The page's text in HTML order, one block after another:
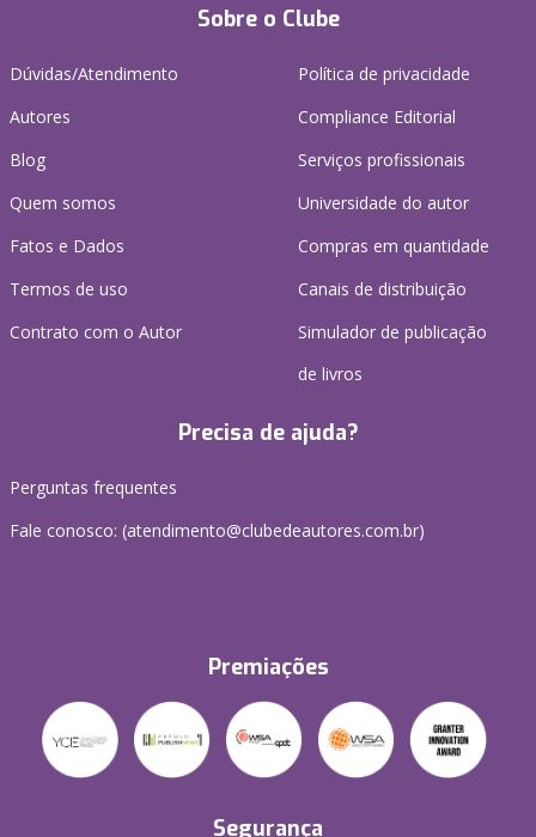
Sobre o Clube
Dúvidas/Atendimento
Autores
Blog
Quem somos
Fatos e Dados
Termos de uso
Contrato com o Autor
Política de privacidade
Compliance Editorial
Serviços profissionais
Universidade do autor
Compras em quantidade
Canais de distribuição
Simulador de publicação
de livros
Precisa de ajuda?
Perguntas frequentes
Fale conosco: (atendimento@clubedeautores.com.br)
Premiações
Segurança